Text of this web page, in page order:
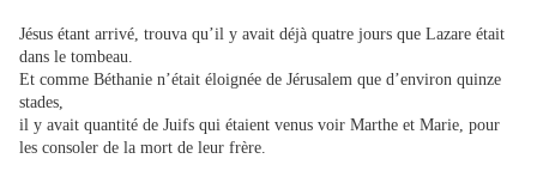
Jésus étant arrivé, trouva qu’il y avait déjà quatre jours que Lazare était
dans le tombeau.
Et comme Béthanie n’était éloignée de Jérusalem que d’environ quinze
stades,
il y avait quantité de Juifs qui étaient venus voir Marthe et Marie, pour
les consoler de la mort de leur frère.